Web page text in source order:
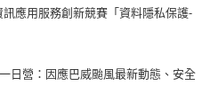
訊應用服務創新競賽「資料隱私保護-
日營：因應巴威颱風最新動態、安全